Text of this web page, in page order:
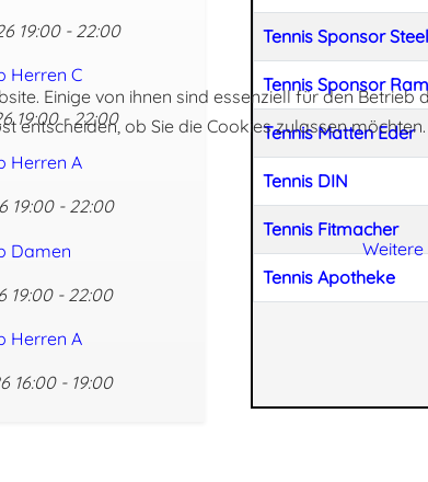
19:00 - 22:00
Herren C
19:00 - 22:00
Herren A
19:00 - 22:00
Damen
19:00 - 22:00
Herren A
16:00 - 19:00
Tennis Sponsor
Tennis Sponsor
Tennis Matten Eder
Tennis DIN
Tennis Fitmacher
Tennis Apotheke
Einige von ihnen sind essenziell für den
entscheiden, ob Sie die Cookies zulassen